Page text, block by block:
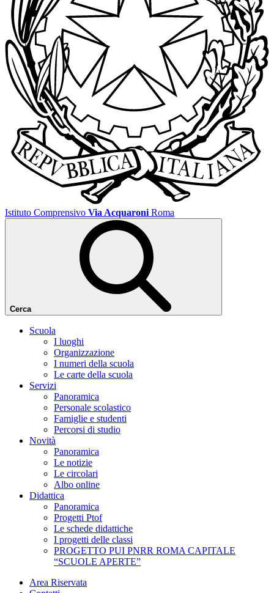
Istituto Comprensivo Via Acquaroni Roma
Cerca
Scuola
I luoghi
Organizzazione
I numeri della scuola
Le carte della scuola
Servizi
Panoramica
Personale scolastico
Famiglie e studenti
Percorsi di studio
Novità
Panoramica
Le notizie
Le circolari
Albo online
Didattica
Panoramica
Progetti Ptof
Le schede didattiche
I progetti delle classi
PROGETTO PUI PNRR ROMA CAPITALE
“SCUOLE APERTE”
Area Riservata